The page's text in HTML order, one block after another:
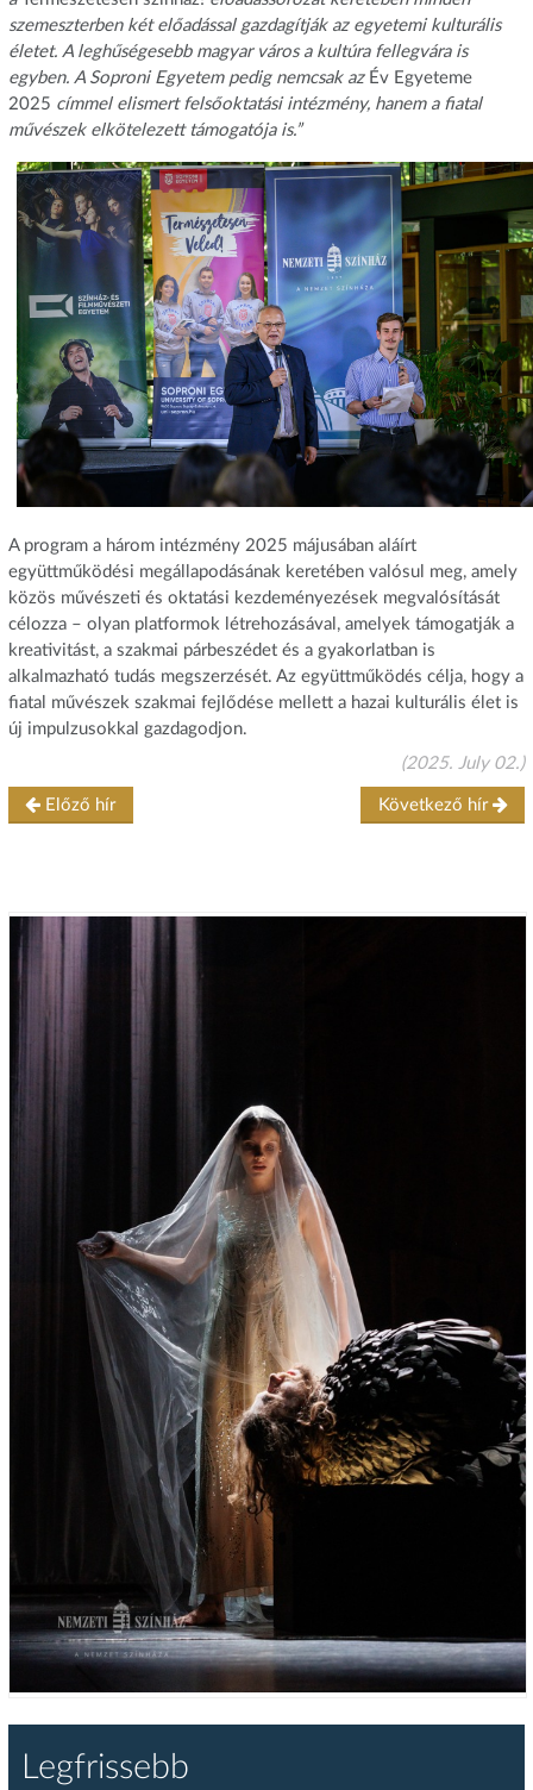
szemeszterben két előadással gazdagítják az egyetemi kulturális
életet. A leghűségesebb magyar város a kultúra fellegvára is
egyben. A Soproni Egyetem pedig nemcsak az Év Egyeteme
2025 címmel elismert felsőoktatási intézmény, hanem a fiatal
művészek elkötelezett támogatója is.”
A program a három intézmény 2025 májusában aláírt
együttműködési megállapodásának keretében valósul meg, amely
közös művészeti és oktatási kezdeményezések megvalósítását
célozza – olyan platformok létrehozásával, amelyek támogatják a
kreativitást, a szakmai párbeszédet és a gyakorlatban is
alkalmazható tudás megszerzését. Az együttműködés célja, hogy a
fiatal művészek szakmai fejlődése mellett a hazai kulturális élet is
új impulzusokkal gazdagodjon.
(2025. July 02.)
Előző hír Következő hír
Legfrissebb